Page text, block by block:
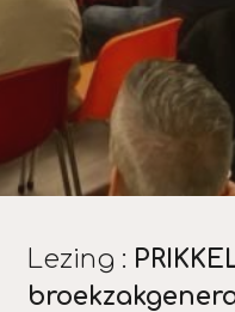
Lezing :